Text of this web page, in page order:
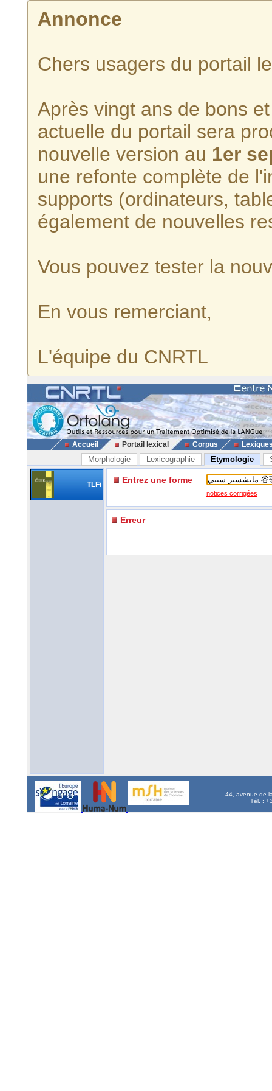
Annonce
Chers usagers du portail
Après vingt ans de bons
actuelle du portail sera
nouvelle version au 1er
une refonte complète de
supports (ordinateurs,
également de nouvelles
Vous pouvez tester la
En vous remerciant,
L'équipe du CNRTL
Accueil Portail lexical Corpus
Morphologie Lexicographie Etymologie
TLFi Entrez une forme
notices corrigées
Erreur
44, avenue de
Tél. :